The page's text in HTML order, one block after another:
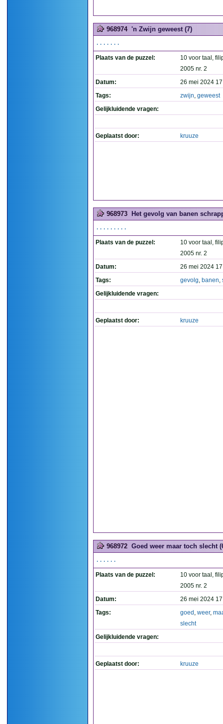
968974 'n Zwijn geweest (7)
.......
Plaats van de puzzel:
10 voor taal,
2005 nr. 2
Datum:
26 mei 2024
Tags:
zwijn, geweest
Gelijkluidende vragen:
Geplaatst door: kruuze
968973 Het gevolg van banen
.........
Plaats van de puzzel:
10 voor taal,
2005 nr. 2
Datum:
26 mei 2024
Tags:
gevolg, banen,
Gelijkluidende vragen:
Geplaatst door: kruuze
968972 Goed weer maar toch slecht
......
Plaats van de puzzel:
10 voor taal,
2005 nr. 2
Datum:
26 mei 2024
Tags:
goed , weer,
slecht
Gelijkluidende vragen:
Geplaatst door: kruuze